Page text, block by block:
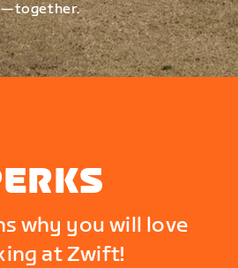
—together.
why you will love
at Zwift!